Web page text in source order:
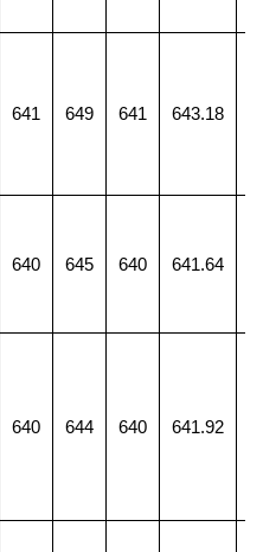
641 649 641 643.18
640 645 640 641.64
640 644 640 641.92